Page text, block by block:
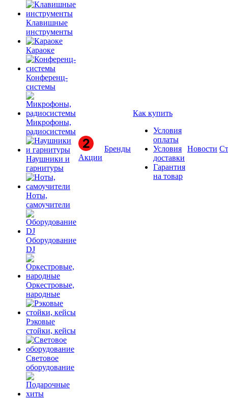
Клавишные
инструменты
Караоке
Конференц-
системы
Микрофоны,
радиосистемы
Наушники и
гарнитуры
Ноты,
самоучители
Оборудование
DJ
Оркестровые,
народные
Рэковые
стойки, кейсы
Световое
оборудование
Акции
Бренды
Как купить
Условия
оплаты
Условия
доставки
Гарантия
на товар
Новости